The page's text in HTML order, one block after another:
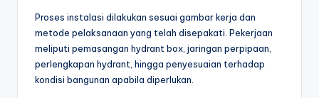
Proses instalasi dilakukan sesuai gambar kerja dan
metode pelaksanaan yang telah disepakati. Pekerjaan
meliputi pemasangan hydrant box, jaringan perpipaan,
perlengkapan hydrant, hingga penyesuaian terhadap
kondisi bangunan apabila diperlukan.